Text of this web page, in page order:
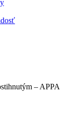
– APPA